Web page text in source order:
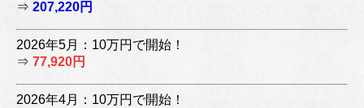
⇒ 207,220円
2026年5月：10万円で開始！
⇒ 77,920円
2026年4月：10万円で開始！